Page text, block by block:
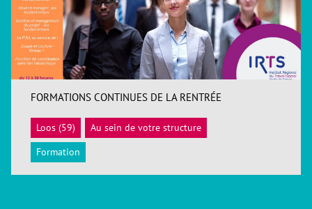
ACCÉDER
FORMATIONS CONTINUES DE LA RENTRÉE
Loos (59)
Au sein de votre structure
Formation